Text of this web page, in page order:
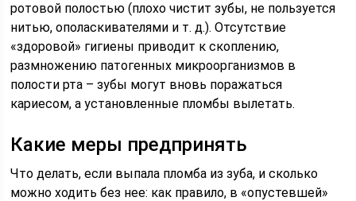
ротовой полостью (плохо чистит зубы, не пользуется
нитью, ополаскивателями и т. д.). Отсутствие
«здоровой» гигиены приводит к скоплению,
размножению патогенных микроорганизмов в
полости рта – зубы могут вновь поражаться
кариесом, а установленные пломбы вылетать.
Какие меры предпринять
Что делать, если выпала пломба из зуба, и сколько
можно ходить без нее: как правило, в «опустевшей»